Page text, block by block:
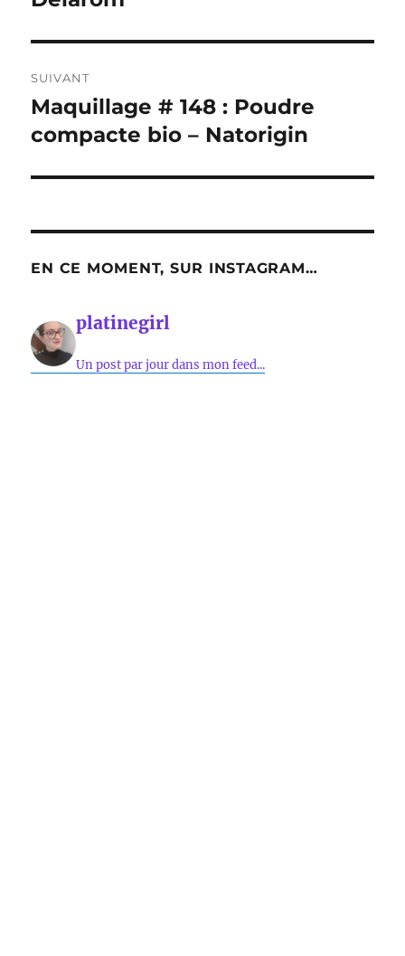
SUIVANT
Publication
suivante :
Maquillage # 148 : Poudre
compacte bio – Natorigin
EN CE MOMENT, SUR INSTAGRAM…
platinegirl
Un post par jour dans mon feed...